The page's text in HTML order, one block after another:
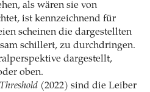
als wären sie von
ist kennzeichnend für
scheinen die dargestellten
schillert, zu durchdringen.
dargestellt,
oben.
(2022) sind die Leiber